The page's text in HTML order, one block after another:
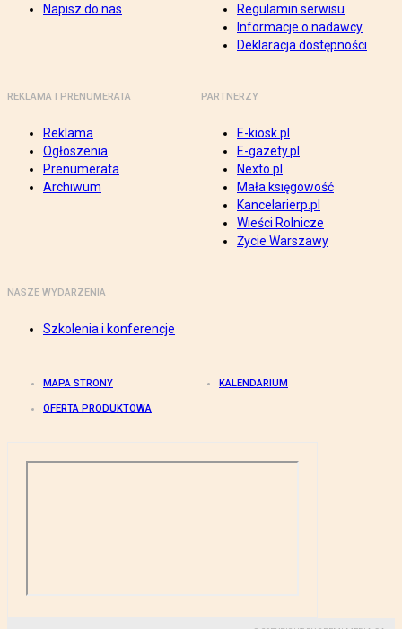
Napisz do nas
Regulamin serwisu
Informacje o nadawcy
Deklaracja dostępności
REKLAMA I PRENUMERATA
Reklama
Ogłoszenia
Prenumerata
Archiwum
PARTNERZY
E-kiosk.pl
E-gazety.pl
Nexto.pl
Mała księgowość
Kancelarierp.pl
Wieści Rolnicze
Życie Warszawy
NASZE WYDARZENIA
Szkolenia i konferencje
MAPA STRONY KALENDARIUM
OFERTA PRODUKTOWA